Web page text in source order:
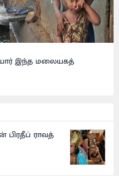
இந்த மலையகத்
பிரதீப் ராவத்